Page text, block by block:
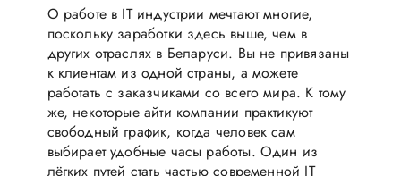
О работе в IT индустрии мечтают многие,
поскольку заработки здесь выше, чем в
других отраслях в Беларуси. Вы не привязаны
к клиентам из одной страны, а можете
работать с заказчиками со всего мира. К тому
же, некоторые айти компании практикуют
свободный график, когда человек сам
выбирает удобные часы работы. Один из
лёгких путей стать частью современной IT